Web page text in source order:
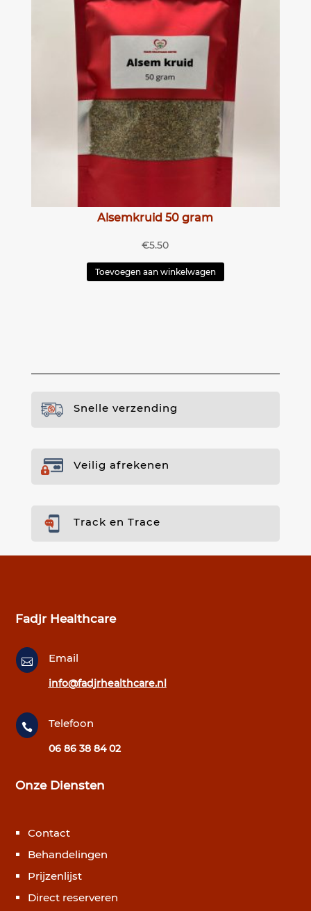
Alsemkruid 50 gram
€5.50
Toevoegen aan winkelwagen
Snelle verzending
Veilig afrekenen
Track en Trace
Fadjr Healthcare
 Email
info@fadjrhealthcare.nl
 Telefoon
06 86 38 84 02
Onze Diensten
Contact
Behandelingen
Prijzenlijst
Direct reserveren